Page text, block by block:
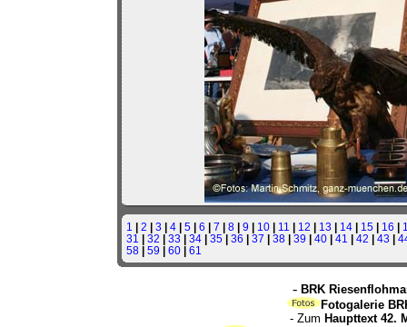
1 | 2 | 3 | 4| 5| 6 | 7 | 8| 9 | 10| 11 | 12 | 13 | 14| 15| 16 |
31 | 32 | 33 | 34| 35| 36 | 37 | 38| 39 | 40| 41 | 42 | 43 |
58| 59 | 60| 61
- BRK
Fotogalerie
- Zum Haupttext 42.